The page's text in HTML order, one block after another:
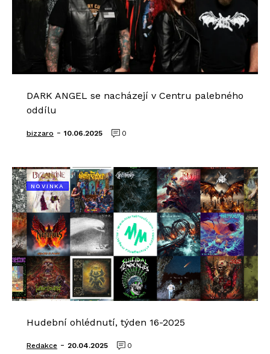
DARK ANGEL se nacházejí v Centru palebného
oddílu
bizzaro - 10.06.2025 0
NOVINKA
Hudební ohlédnutí, týden 16-2025
Redakce - 20.04.2025 0